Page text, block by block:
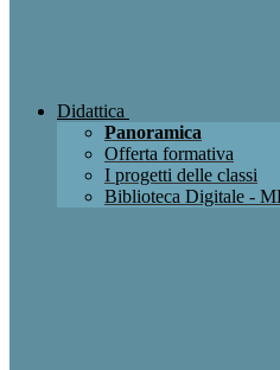
Didattica
Panoramica
Offerta formativa
I progetti delle classi
Biblioteca Digitale -